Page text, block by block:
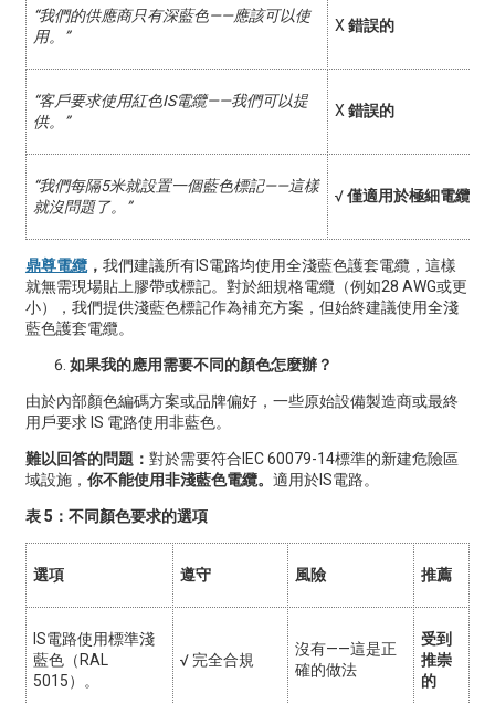
“我們的供應商只有深藍色——應該可以使
用。”
X 錯誤的
“客戶要求使用紅色IS電纜——我們可以提
供。”
X 錯誤的
“我們每隔5米就設置一個藍色標記——這樣
就沒問題了。”
√ 僅適用於極細電纜
鼎尊電纜， 我們建議所有IS電路均使用全淺藍色護套電纜，這樣
就無需現場貼上膠帶或標記。對於細規格電纜（例如28 AWG或更
小），我們提供淺藍色標記作為補充方案，但始終建議使用全淺
藍色護套電纜。
如果我的應用需要不同的顏色怎麼辦？
由於內部顏色編碼方案或品牌偏好，一些原始設備製造商或最終
用戶要求 IS 電路使用非藍色。
難以回答的問題： 對於需要符合IEC 60079-14標準的新建危險區
域設施， 你不能使用非淺藍色電纜。 適用於IS電路。
表 5：不同顏色要求的選項
選項 遵守 風險 推薦
IS電路使用標準淺
藍色（RAL
5015）。
√完全合規
沒有——這是正
確的做法
受到
推崇
的